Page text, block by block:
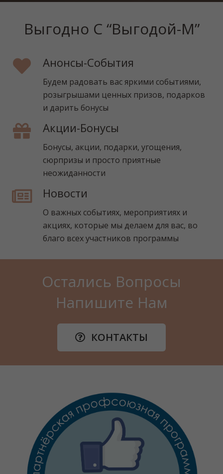
Выгодно С “Выгодой-М”
Анонсы-События
Будем радовать вас яркими событиями,
розыгрышами ценных призов, подарков
и дарить бонусы
Акции-Бонусы
Бонусы, акции, подарки, угощения,
сюрпризы и просто приятные
неожиданности
Новости
О важных событиях, мероприятиях и
акциях, которые мы делаем для вас, во
благо всех участников программы
Остались Вопросы
Напишите Нам
КОНТАКТЫ